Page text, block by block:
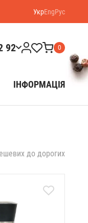
УкрEngРус
92 0
ІНФОРМАЦІЯ
до дорогих